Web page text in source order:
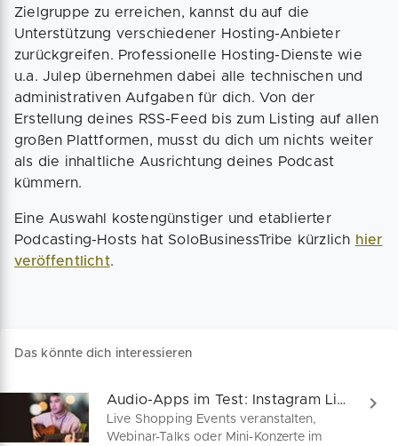
Zielgruppe zu erreichen, kannst du auf die
Unterstützung verschiedener Hosting-Anbieter
zurückgreifen. Professionelle Hosting-Dienste wie
u.a. Julep übernehmen dabei alle technischen und
administrativen Aufgaben für dich. Von der
Erstellung deines RSS-Feed bis zum Listing auf allen
großen Plattformen, musst du dich um nichts weiter
als die inhaltliche Ausrichtung deines Podcast
kümmern.
Eine Auswahl kostengünstiger und etablierter
Podcasting-Hosts hat SoloBusinessTribe kürzlich hier
veröffentlicht.
Das könnte dich interessieren
Audio-Apps im Test: Instagram Live Rooms, Twitter Spaces & Clubhouse
Live Shopping Events veranstalten,
Webinar-Talks oder Mini-Konzerte im